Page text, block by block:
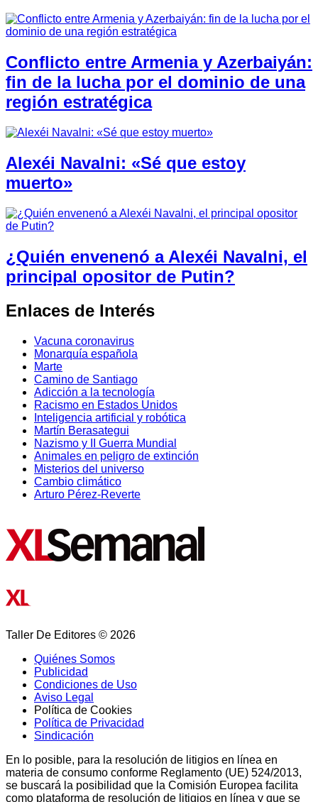
Conflicto entre Armenia y Azerbaiyán:
fin de la lucha por el dominio de una
región estratégica
Alexéi Navalni: «Sé que estoy
muerto»
¿Quién envenenó a Alexéi Navalni, el
principal opositor de Putin?
Enlaces de Interés
Vacuna coronavirus
Monarquía española
Marte
Camino de Santiago
Adicción a la tecnología
Racismo en Estados Unidos
Inteligencia artificial y robótica
Martín Berasategui
Nazismo y II Guerra Mundial
Animales en peligro de extinción
Misterios del universo
Cambio climático
Arturo Pérez-Reverte
Taller De Editores © 2026
Quiénes Somos
Publicidad
Condiciones de Uso
Aviso Legal
Política de Cookies
Política de Privacidad
Sindicación
En lo posible, para la resolución de litigios en línea en
materia de consumo conforme Reglamento (UE) 524/2013,
se buscará la posibilidad que la Comisión Europea facilita
como plataforma de resolución de litigios en línea y que se